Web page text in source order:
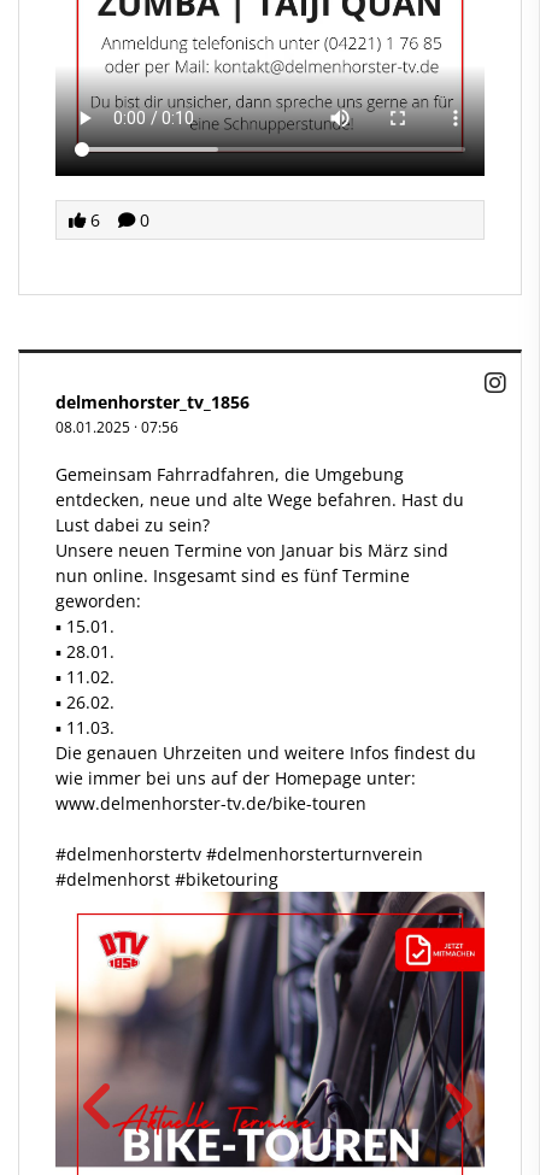
6 0
delmenhorster_tv_1856
08.01.2025 ·07:56
Gemeinsam Fahrradfahren, die Umgebung
entdecken, neue und alte Wege befahren. Hast du
Lust dabei zu sein?
Unsere neuen Termine von Januar bis März sind
nun online. Insgesamt sind es fünf Termine
geworden:
▪️ 15.01.
▪️ 28.01.
▪️ 11.02.
▪️ 26.02.
▪️ 11.03.
Die genauen Uhrzeiten und weitere Infos findest du
wie immer bei uns auf der Homepage unter:
www.delmenhorster-tv.de/bike-touren
#delmenhorstertv #delmenhorsterturnverein
#delmenhorst #biketouring